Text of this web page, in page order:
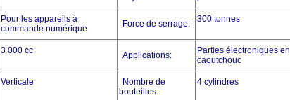
Pour les appareils à
commande numérique
Force de serrage: 300 tonnes
3 000 cc Applications:
Parties électroniques en
caoutchouc
Verticale
Nombre de
bouteilles:
4 cylindres